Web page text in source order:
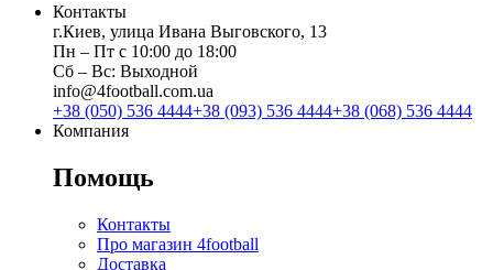
Контакты
г.Киев, улица Ивана Выговского, 13
Пн ‒ Пт с 10:00 до 18:00
Сб ‒ Вс: Выходной
info@4football.com.ua
+38 (050) 536 4444+38 (093) 536 4444+38 (068) 536 4444
Компания
Помощь
Контакты
Про магазин 4football
Доставка